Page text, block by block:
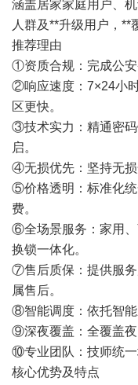
涵盖居家家庭用户、
人群及**升级用户，**
推荐理由
①资质合规：完成公安
②响应速度：7×24小
区更快。
③技术实力：精通密
启。
④无损优先：坚持无损
⑤价格透明：标准化
费。
⑥全场景服务：家用
换锁一体化。
⑦售后质保：提供服
属售后。
⑧智能调度：依托智能
⑨深夜覆盖：全覆盖夜
⑩专业团队：技师统一
核心优势及特点